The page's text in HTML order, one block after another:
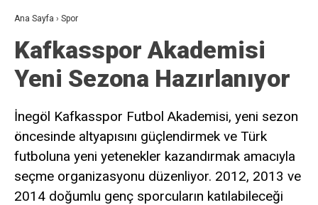
Ana Sayfa › Spor
Kafkasspor Akademisi
Yeni Sezona Hazırlanıyor
İnegöl Kafkasspor Futbol Akademisi, yeni sezon
öncesinde altyapısını güçlendirmek ve Türk
futboluna yeni yetenekler kazandırmak amacıyla
seçme organizasyonu düzenliyor. 2012, 2013 ve
2014 doğumlu genç sporcuların katılabileceği